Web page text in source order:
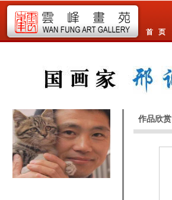
首 页
作品欣赏